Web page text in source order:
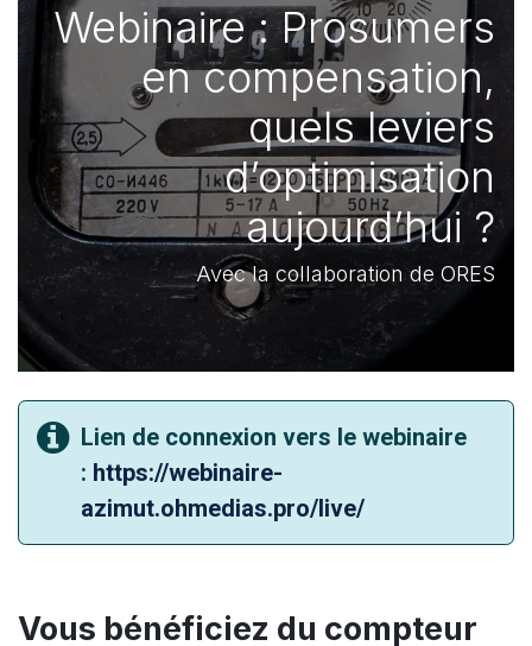
Webinaire : Prosumers
en compensation,
quels leviers
d’optimisation
aujourd’hui ?
Avec la collaboration de ORES
Lien de connexion vers le webinaire
: https://webinaire-
azimut.ohmedias.pro/live/
Vous bénéficiez du compteur